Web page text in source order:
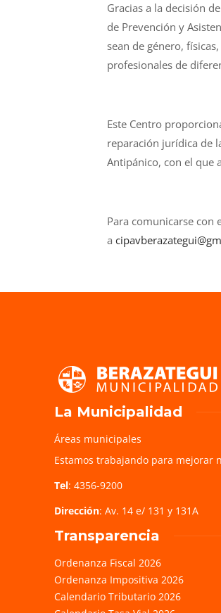
Gracias a la decisión
de Prevención y
sean de género,
profesionales de
Este Centro
reparación jurídica de
Antipánico, con el que
Para comunicarse con
a
La Municipalidad
Áreas municipales
Estamos trabajando para mejorar
Tel: 4356-9200
Dirección: Av. 14 e/ 131 y 131A
Transparencia
Ordenanza Fiscal 2026
Ordenanza Impositiva 2026
Calendario Tributario 2026